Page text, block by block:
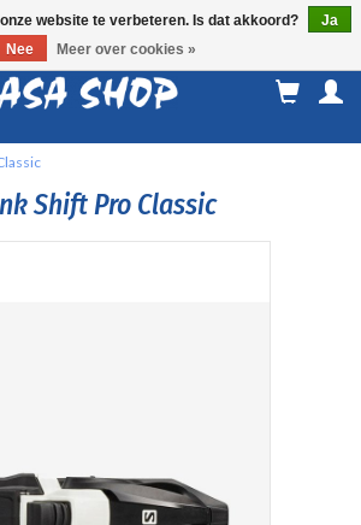
Shift Pro Classic
website te verbeteren. Is dat akkoord?
Ja
Nee
Meer over cookies »